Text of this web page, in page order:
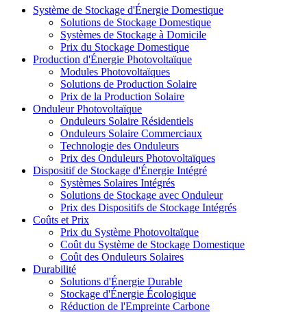
Système de Stockage d'Énergie Domestique
Solutions de Stockage Domestique
Systèmes de Stockage à Domicile
Prix du Stockage Domestique
Production d'Énergie Photovoltaïque
Modules Photovoltaïques
Solutions de Production Solaire
Prix de la Production Solaire
Onduleur Photovoltaïque
Onduleurs Solaire Résidentiels
Onduleurs Solaire Commerciaux
Technologie des Onduleurs
Prix des Onduleurs Photovoltaïques
Dispositif de Stockage d'Énergie Intégré
Systèmes Solaires Intégrés
Solutions de Stockage avec Onduleur
Prix des Dispositifs de Stockage Intégrés
Coûts et Prix
Prix du Système Photovoltaïque
Coût du Système de Stockage Domestique
Coût des Onduleurs Solaires
Durabilité
Solutions d'Énergie Durable
Stockage d'Énergie Écologique
Réduction de l'Empreinte Carbone